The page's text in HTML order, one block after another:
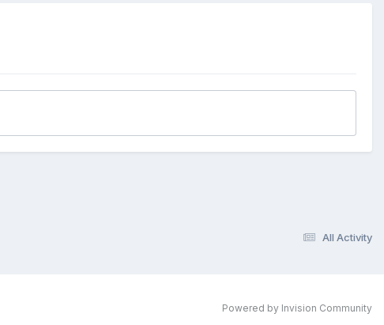
All Activity
Powered by Invision Community